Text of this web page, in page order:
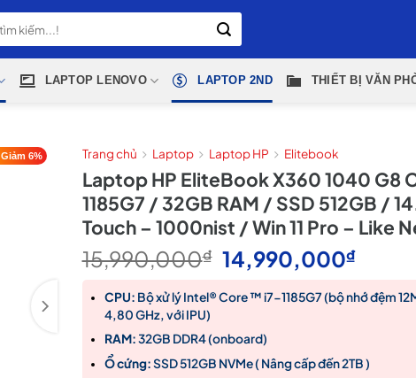
LAPTOP LENOVO LAPTOP 2ND THIẾT BỊ VĂN
Giảm 6% Trang chủ Laptop Laptop HP Elitebook
Laptop HP EliteBook X360 1040 G8
1185G7 / 32GB RAM / SSD 512GB /
Touch – 1000nist / Win 11 Pro – Like
15,990,000₫ Giá
gốc
là:
14,990,000₫Giá
tại
CPU: Bộ xử lý Intel® Core ™ i7-1185G7 (bộ nhớ đệm
4,80 GHz, với IPU)
RAM:32GB DDR4 (onboard)
Ổ cứng:SSD 512GB NVMe ( Nâng cấp đến 2TB )